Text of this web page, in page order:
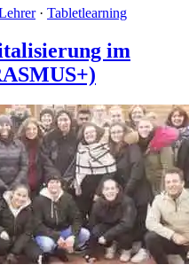
· Tabletlearning
im